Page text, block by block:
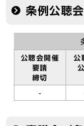
条例公聴会
公聴会開催
要請
締切
公
-